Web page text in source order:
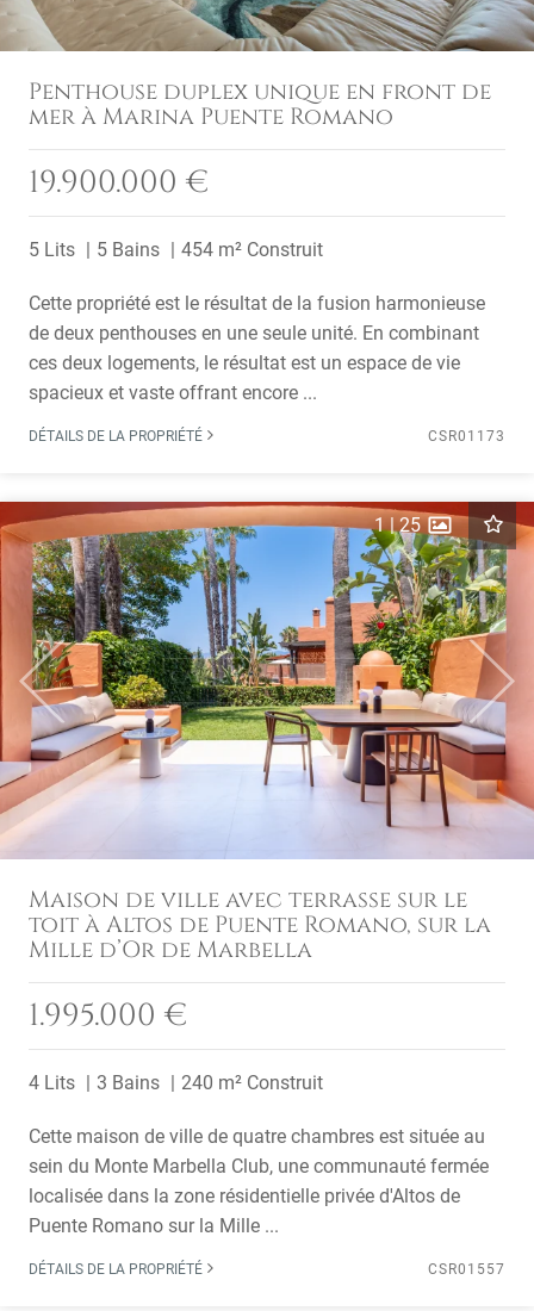
Penthouse duplex unique en front de
mer à Marina Puente Romano
19.900.000 €
5 Lits 5 Bains 454 m² Construit
Cette propriété est le résultat de la fusion harmonieuse
de deux penthouses en une seule unité. En combinant
ces deux logements, le résultat est un espace de vie
spacieux et vaste offrant encore ...
DÉTAILS DE LA PROPRIÉTÉ CSR01173
Previous Next
1|25
Maison de ville avec terrasse sur le
toit à Altos de Puente Romano, sur la
Mille d’Or de Marbella
1.995.000 €
4 Lits 3 Bains 240 m² Construit
Cette maison de ville de quatre chambres est située au
sein du Monte Marbella Club, une communauté fermée
localisée dans la zone résidentielle privée d'Altos de
Puente Romano sur la Mille ...
DÉTAILS DE LA PROPRIÉTÉ CSR01557